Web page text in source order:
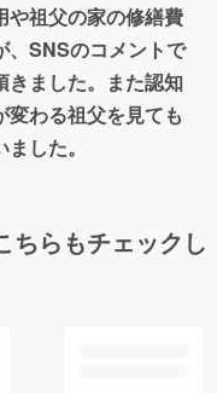
や祖父の家の修繕費
、SNSのコメントで
きました。また認知
わる祖父を見ても
した。
ちらもチェックし